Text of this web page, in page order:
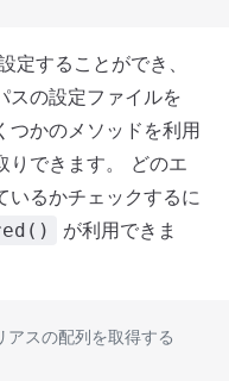
することができ、
スの設定ファイルを
かのメソッドを利用
りできます。 どのエ
いるかチェックするに
が利用できま
スの配列を取得する